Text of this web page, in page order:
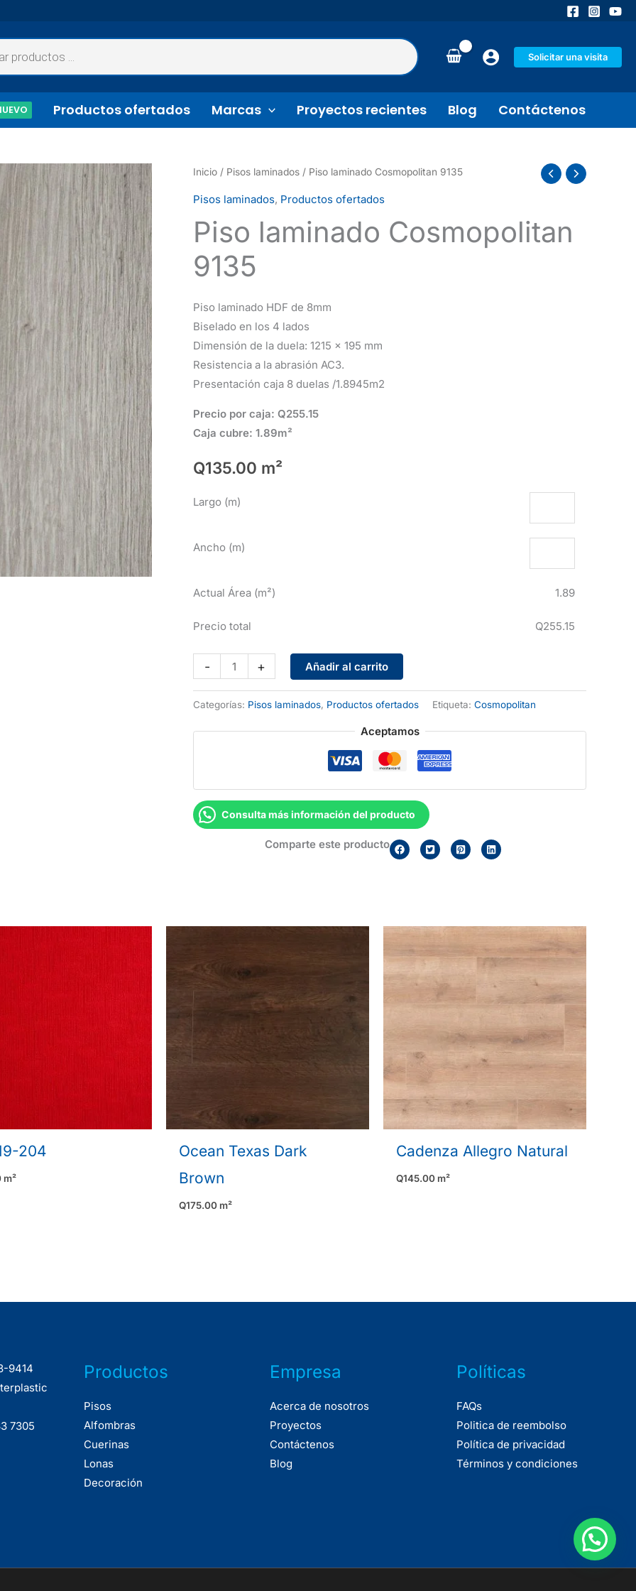
Solicitar una visita
Productos ofertados Marcas Proyectos recientes Blog Contáctenos
Inicio / Pisos laminados / Piso laminado Cosmopolitan 9135
Pisos laminados, Productos ofertados
Piso laminado Cosmopolitan
9135
Piso laminado HDF de 8mm
Biselado en los 4 lados
Dimensión de la duela: 1215 x 195 mm
Resistencia a la abrasión AC3.
Presentación caja 8 duelas /1.8945m2
Precio por caja: Q255.15
Caja cubre: 1.89m²
Q135.00 m²
Largo (m)
Ancho (m)
Actual Área (m²) 1.89
Precio total Q255.15
-
laminado
Cosmopolitan
+ Añadir al carrito
Categorías: Pisos laminados, Productos ofertados Etiqueta:Cosmopolitan
Aceptamos
Consulta más información del producto
Comparte este producto
204
m²
Ocean Texas Dark
Brown
Q175.00 m²
Cadenza Allegro Natural
Q145.00 m²
9414
7305
Productos
Pisos
Alfombras
Cuerinas
Lonas
Decoración
Empresa
Acerca de nosotros
Proyectos
Contáctenos
Blog
Políticas
FAQs
Politica de reembolso
Política de privacidad
Términos y condiciones